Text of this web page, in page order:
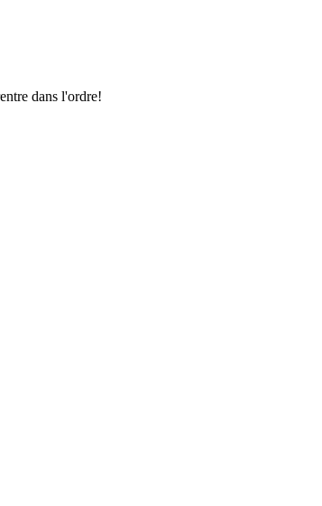
dans l'ordre!